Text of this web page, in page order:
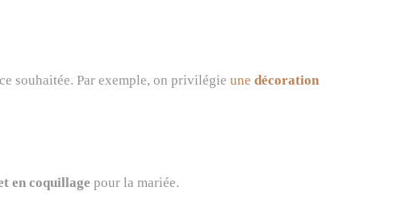
souhaitée. Par exemple, on privilégie une décoration
en coquillage pour la mariée.